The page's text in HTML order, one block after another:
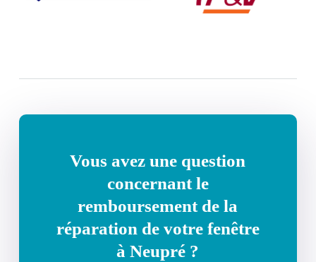
Vous avez une question
concernant le
remboursement de la
réparation de votre fenêtre
à Neupré ?